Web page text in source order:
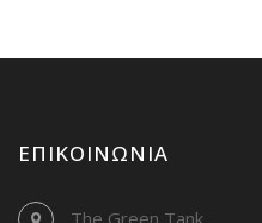
ΕΠΙΚΟΙΝΩΝΊΑ
The Green Tank